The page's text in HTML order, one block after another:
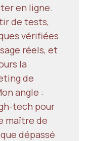
en ligne.
de tests,
vérifiées
réels, et
la
de
angle :
tech pour
maître de
dépassé